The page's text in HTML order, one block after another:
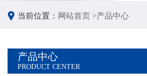
当前位置： 网站首页 >产品中心
产品中心
PRODUCT CENTER